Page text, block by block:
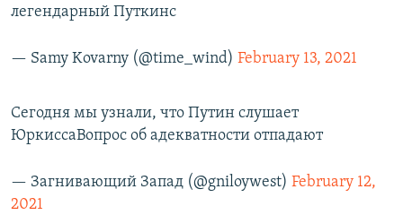
легендарный Путкинс
— Samy Kovarny (@time_wind) February 13, 2021
Сегодня мы узнали, что Путин слушает
ЮркиссаВопрос об адекватности отпадают
— Загнивающий Запад (@gniloywest) February 12,
2021